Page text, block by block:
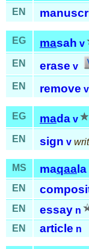
EN
EG masah v
EN erase v
EN
remove v
EG mada v
EN sign v
MS maqaa la
EN
EN
essay n
EN
article n